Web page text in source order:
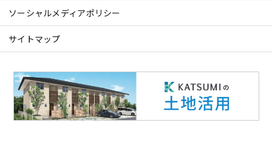
ソーシャルメディアポリシー
サイトマップ